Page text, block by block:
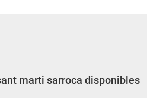
marti sarroca disponibles